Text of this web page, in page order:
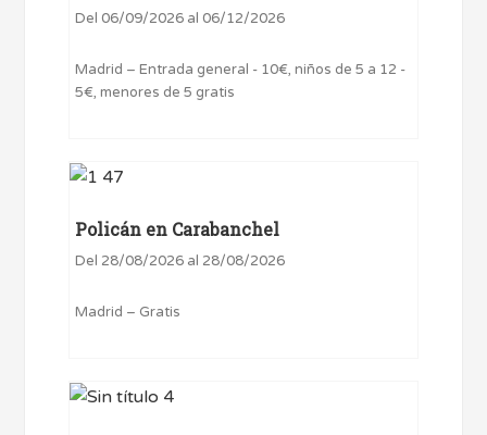
Del 06/09/2026 al 06/12/2026
Madrid – Entrada general - 10€, niños de 5 a 12 -
5€, menores de 5 gratis
Policán en Carabanchel
Del 28/08/2026 al 28/08/2026
Madrid – Gratis